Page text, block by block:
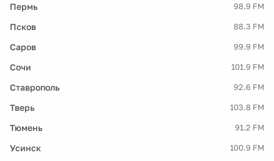
Пермь 98.9 FM
Псков 88.3 FM
Саров 99.9 FM
Сочи 101.9 FM
Ставрополь 92.6 FM
Тверь 103.8 FM
Тюмень 91.2 FM
Усинск 100.9 FM